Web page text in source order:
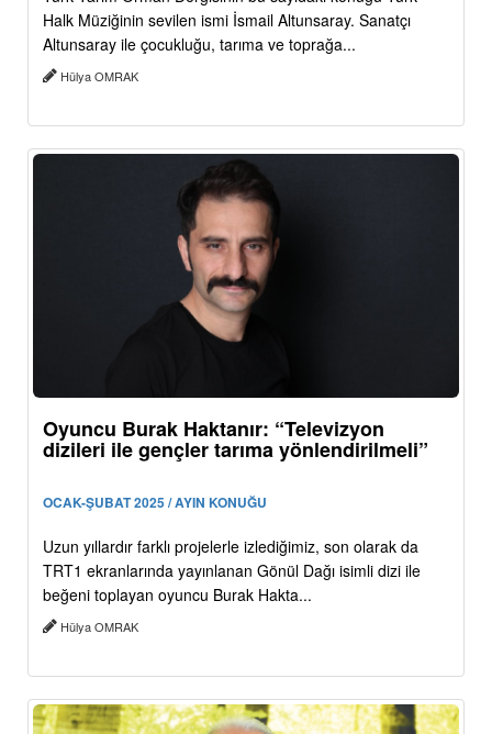
Halk Müziğinin sevilen ismi İsmail Altunsaray. Sanatçı
Altunsaray ile çocukluğu, tarıma ve toprağa...
Hülya OMRAK
Oyuncu Burak Haktanır: “Televizyon
dizileri ile gençler tarıma yönlendirilmeli”
OCAK-ŞUBAT 2025 / AYIN KONUĞU
Uzun yıllardır farklı projelerle izlediğimiz, son olarak da
TRT1 ekranlarında yayınlanan Gönül Dağı isimli dizi ile
beğeni toplayan oyuncu Burak Hakta...
Hülya OMRAK